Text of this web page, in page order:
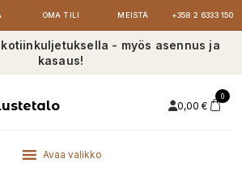
OMA TILI MEISTÄ +358 2 6333 150
- myös asennus ja
kasaus!
0,00 €
0
Avaa valikko